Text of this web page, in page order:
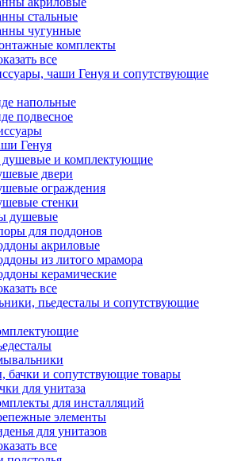
стальные
чугунные
комплекты
все
чаши Генуя и сопутствующие
напольные
подвесное
Генуя
и комплектующие
двери
ограждения
стенки
душевые
для поддонов
акриловые
из литого мрамора
керамические
все
пьедесталы и сопутствующие
бачки и сопутствующие товары
для унитаза
для инсталляций
элементы
для унитазов
все